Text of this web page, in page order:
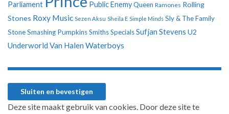
Parliament Public EnemyQueen Ramones Rolling
Stones Roxy Music Sezen Aksu Sheila E Simple Minds Sly & The Family
StoneSmashing PumpkinsSmithsSpecialsSufjan Stevens U2
Underworld Van Halen Waterboys
Deze site maakt gebruik van cookies. Door deze site te